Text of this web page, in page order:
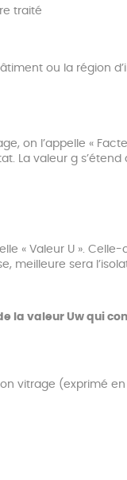
traité
ou la région
on l’appelle «
La valeur g
« Valeur U ».
meilleure sera
valeur Uw qui
vitrage (exprimé en